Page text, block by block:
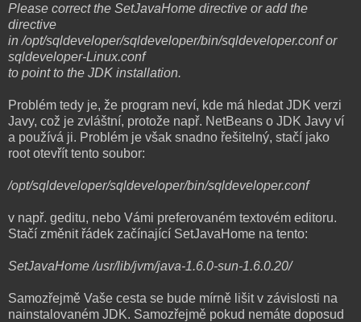
Please correct the SetJavaHome directive or add the
directive
in /opt/sqldeveloper/sqldeveloper/bin/sqldeveloper.conf or
sqldeveloper-Linux.conf
to point to the JDK installation.
Problém tedy je, že program neví, kde má hledat JDK verzi
Javy, což je zvláštní, protože např. NetBeans o JDK Javy ví
a používá ji. Problém je však snadno řešitelný, stačí jako
root otevřít tento soubor:
/opt/sqldeveloper/sqldeveloper/bin/sqldeveloper.conf
v např. geditu, nebo Vámi preferovaném textovém editoru.
Stačí změnit řádek začínající SetJavaHome na tento:
SetJavaHome /usr/lib/jvm/java-1.6.0-sun-1.6.0.20/
Samozřejmě Vaše cesta se bude mírně lišit v závislosti na
nainstalovaném JDK. Samozřejmě pokud nemáte doposud